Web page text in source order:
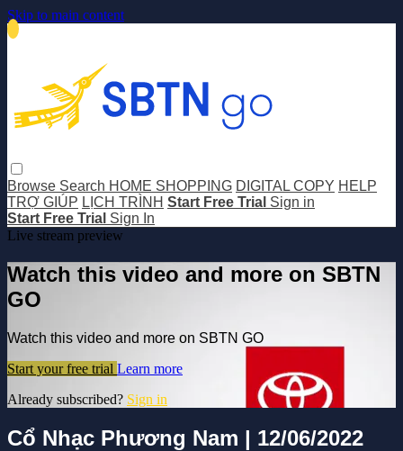
Skip to main content
Browse Search HOME SHOPPING DIGITAL COPY HELP
TRỢ GIÚP LỊCH TRÌNH Start Free Trial Sign in
Start Free Trial Sign In
Live stream preview
Watch this video and more on SBTN
GO
Watch this video and more on SBTN GO
Start your free trial Learn more
Already subscribed? Sign in
Cổ Nhạc Phương Nam | 12/06/2022